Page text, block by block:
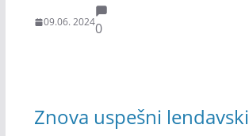
09.06. 20240
Znova uspešni lendavski